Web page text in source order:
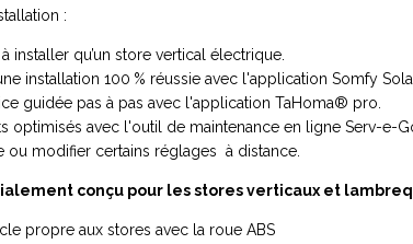
:
installer qu’un store vertical électrique.
installation 100 % réussie avec l'application Somfy
guidée pas à pas avec l'application TaHoma® pro.
optimisés avec l'outil de maintenance en ligne Serv-e-
ou modifier certains réglages à distance.
conçu pour les stores verticaux et
propre aux stores avec la roue ABS